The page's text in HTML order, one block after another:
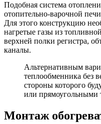
Подобная система
отопительно-варочной
Для этого конструкцию
нагретые газы из
верхней полки регистра,
каналы.
Альтернативным
теплообменника без
стороны которого
или прямоугольными
Монтаж